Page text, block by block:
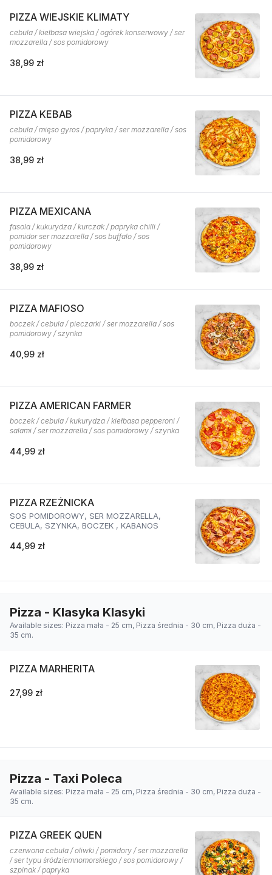
PIZZA WIEJSKIE KLIMATY
cebula / kiełbasa wiejska / ogórek konserwowy / ser
mozzarella / sos pomidorowy
38,99 zł
PIZZA KEBAB
cebula / mięso gyros / papryka / ser mozzarella / sos
pomidorowy
38,99 zł
PIZZA MEXICANA
fasola / kukurydza / kurczak / papryka chilli /
pomidor ser mozzarella / sos buffalo / sos
pomidorowy
38,99 zł
PIZZA MAFIOSO
boczek / cebula / pieczarki / ser mozzarella / sos
pomidorowy / szynka
40,99 zł
PIZZA AMERICAN FARMER
boczek / cebula / kukurydza / kiełbasa pepperoni /
salami / ser mozzarella / sos pomidorowy / szynka
44,99 zł
PIZZA RZEŻNICKA
SOS POMIDOROWY, SER MOZZARELLA,
CEBULA, SZYNKA, BOCZEK , KABANOS
44,99 zł
Pizza - Klasyka Klasyki
Available sizes: Pizza mała - 25 cm, Pizza średnia - 30 cm, Pizza duża -
35 cm.
PIZZA MARHERITA
27,99 zł
Pizza - Taxi Poleca
Available sizes: Pizza mała - 25 cm, Pizza średnia - 30 cm, Pizza duża -
35 cm.
PIZZA GREEK QUEN
czerwona cebula / oliwki / pomidory / ser mozzarella
/ ser typu śródziemnomorskiego / sos pomidorowy /
szpinak / papryka